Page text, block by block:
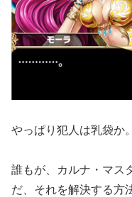
やっぱり犯人は乳袋か。
誰もが、カルナ・マス
だ、それを解決する方